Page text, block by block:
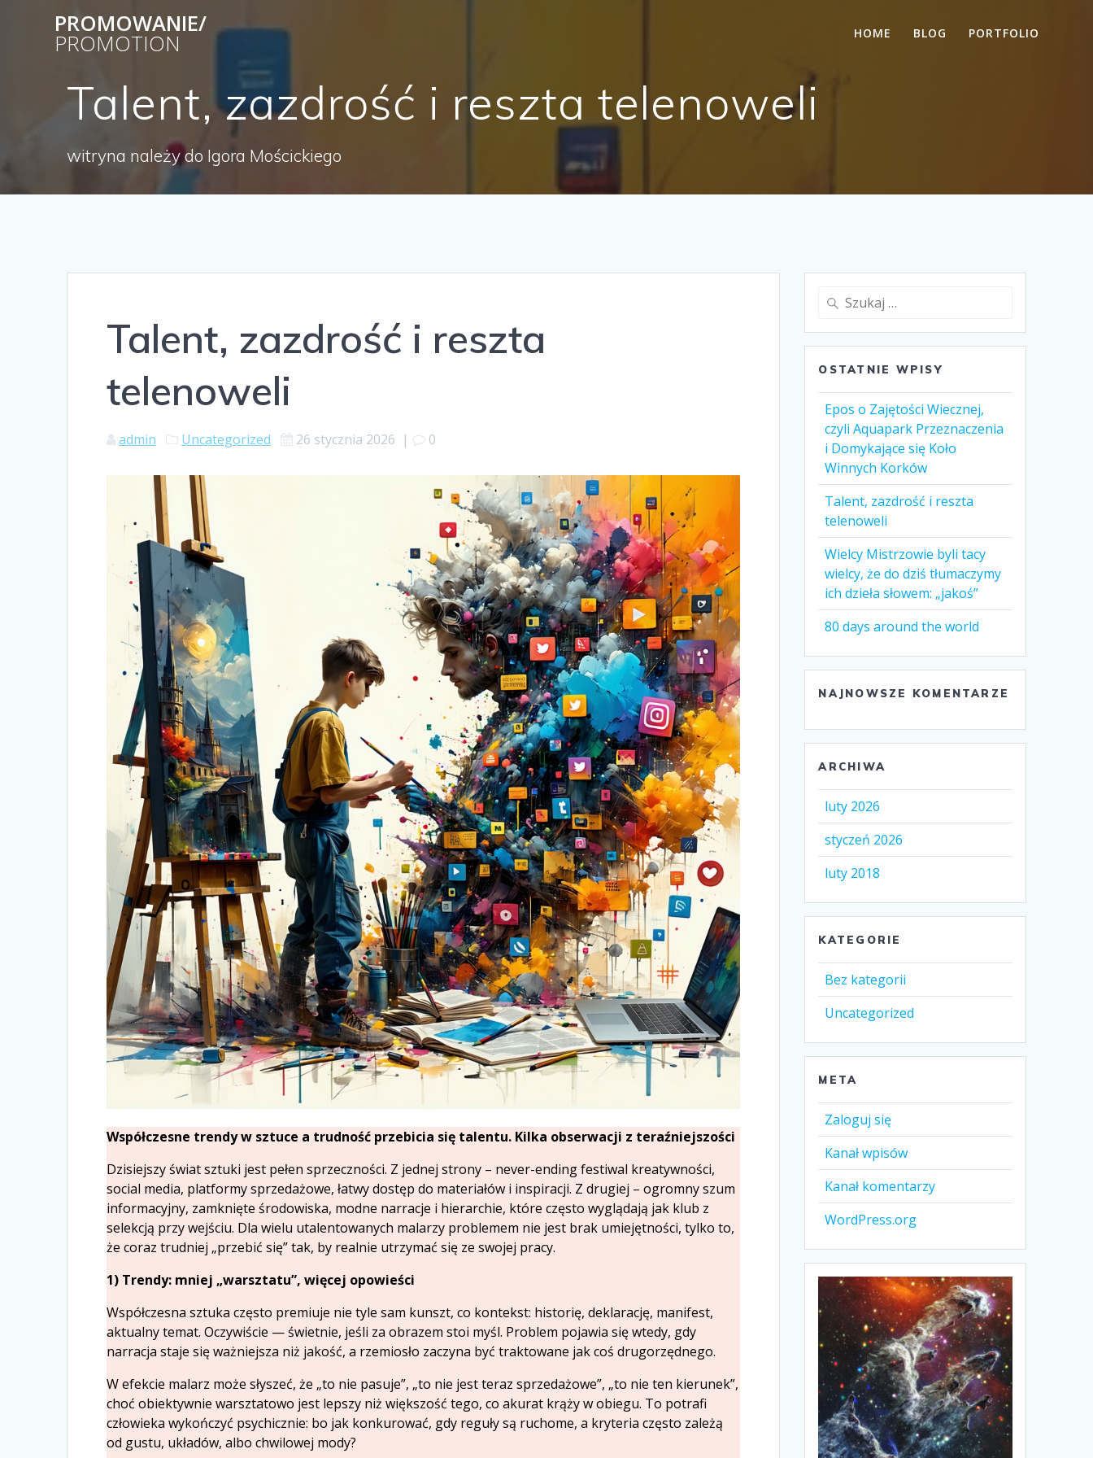
PROMOWANIE/
PROMOTION HOME BLOG PORTFOLIO
Talent, zazdrość i reszta telenoweli
witryna należy do Igora Mościckiego
Talent, zazdrość i reszta
telenoweli
admin Uncategorized 26 stycznia 2026 | 0
Współczesne trendy w sztuce a trudność przebicia się talentu. Kilka obserwacji z teraźniejszości
Dzisiejszy świat sztuki jest pełen sprzeczności. Z jednej strony – never-ending festiwal kreatywności,
social media, platformy sprzedażowe, łatwy dostęp do materiałów i inspiracji. Z drugiej – ogromny szum
informacyjny, zamknięte środowiska, modne narracje i hierarchie, które często wyglądają jak klub z
selekcją przy wejściu. Dla wielu utalentowanych malarzy problemem nie jest brak umiejętności, tylko to,
że coraz trudniej „przebić się” tak, by realnie utrzymać się ze swojej pracy.
1) Trendy: mniej „warsztatu”, więcej opowieści
Współczesna sztuka często premiuje nie tyle sam kunszt, co kontekst: historię, deklarację, manifest,
aktualny temat. Oczywiście — świetnie, jeśli za obrazem stoi myśl. Problem pojawia się wtedy, gdy
narracja staje się ważniejsza niż jakość, a rzemiosło zaczyna być traktowane jak coś drugorzędnego.
W efekcie malarz może słyszeć, że „to nie pasuje”, „to nie jest teraz sprzedażowe”, „to nie ten kierunek”,
choć obiektywnie warsztatowo jest lepszy niż większość tego, co akurat krąży w obiegu. To potrafi
człowieka wykończyć psychicznie: bo jak konkurować, gdy reguły są ruchome, a kryteria często zależą
od gustu, układów, albo chwilowej mody?
Szukaj:
OSTATNIE WPISY
Epos o Zajętości Wiecznej,
czyli Aquapark Przeznaczenia
i Domykające się Koło
Winnych Korków
Talent, zazdrość i reszta
telenoweli
Wielcy Mistrzowie byli tacy
wielcy, że do dziś tłumaczymy
ich dzieła słowem: „jakoś”
80 days around the world
NAJNOWSZE KOMENTARZE
ARCHIWA
luty 2026
styczeń 2026
luty 2018
KATEGORIE
Bez kategorii
Uncategorized
META
Zaloguj się
Kanał wpisów
Kanał komentarzy
WordPress.org